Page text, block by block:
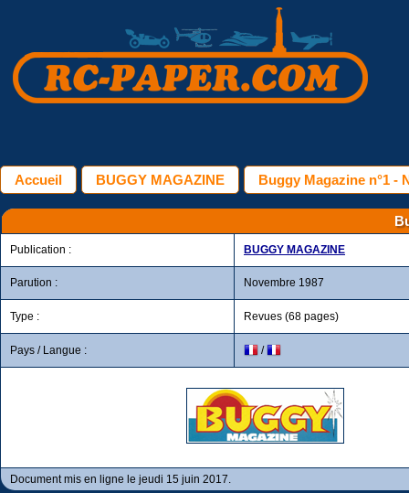
Accueil BUGGY MAGAZINE Buggy Magazine n°1 -
Publication : BUGGY MAGAZINE
Parution : Novembre 1987
Type : Revues (68 pages)
Pays / Langue : /
Document mis en ligne le jeudi 15 juin 2017.